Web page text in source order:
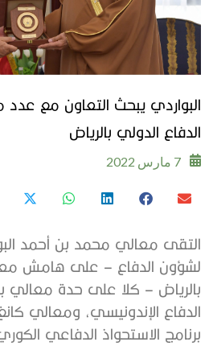
البواردي يبحث التعاون مع
الدفاع الدولي بالرياض
7 مارس 2022
التقى معالي محمد بن أحمد
لشؤون الدفاع – على هامش
بالرياض – كلا على حدة معالي
الدفاع الإندونيسي، ومعالي
برنامج الاستحواذ الدفاعي